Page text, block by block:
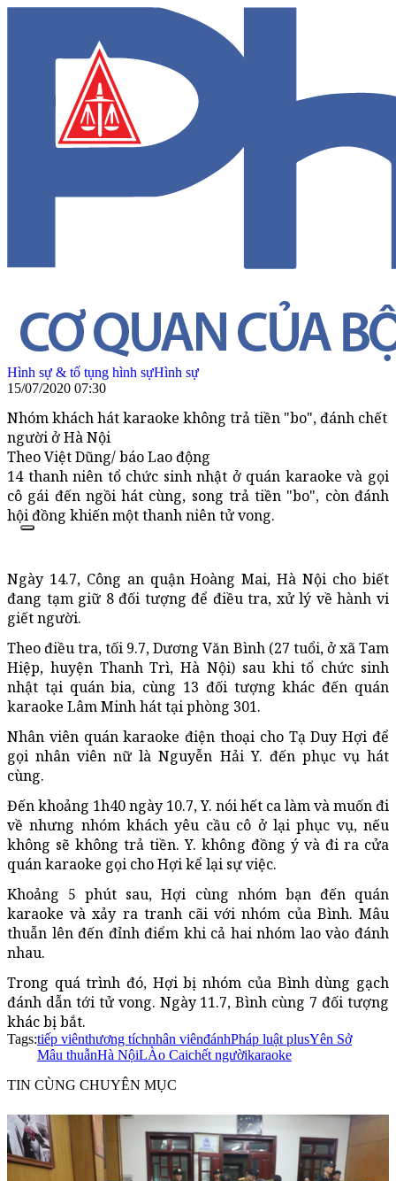
Hình sự & tố tụng hình sựHình sự
15/07/2020 07:30
Nhóm khách hát karaoke không trả tiền "bo", đánh chết
người ở Hà Nội
Theo Việt Dũng/ báo Lao động
14 thanh niên tổ chức sinh nhật ở quán karaoke và gọi
cô gái đến ngồi hát cùng, song trả tiền "bo", còn đánh
hội đồng khiến một thanh niên tử vong.
Ngày 14.7, Công an quận Hoàng Mai, Hà Nội cho biết
đang tạm giữ 8 đối tượng để điều tra, xử lý về hành vi
giết người.
Theo điều tra, tối 9.7, Dương Văn Bình (27 tuổi, ở xã Tam
Hiệp, huyện Thanh Trì, Hà Nội) sau khi tổ chức sinh
nhật tại quán bia, cùng 13 đối tượng khác đến quán
karaoke Lâm Minh hát tại phòng 301.
Nhân viên quán karaoke điện thoại cho Tạ Duy Hợi để
gọi nhân viên nữ là Nguyễn Hải Y. đến phục vụ hát
cùng.
Đến khoảng 1h40 ngày 10.7, Y. nói hết ca làm và muốn đi
về nhưng nhóm khách yêu cầu cô ở lại phục vụ, nếu
không sẽ không trả tiền. Y. không đồng ý và đi ra cửa
quán karaoke gọi cho Hợi kể lại sự việc.
Khoảng 5 phút sau, Hợi cùng nhóm bạn đến quán
karaoke và xảy ra tranh cãi với nhóm của Bình. Mâu
thuẫn lên đến đỉnh điểm khi cả hai nhóm lao vào đánh
nhau.
Trong quá trình đó, Hợi bị nhóm của Bình dùng gạch
đánh dẫn tới tử vong. Ngày 11.7, Bình cùng 7 đối tượng
khác bị bắt.
Tags:tiếp viênthương tíchnhân viênđánhPháp luật plusYên Sở
Mâu thuẫnHà NộiLÀo Caichết ngườikaraoke
TIN CÙNG CHUYÊN MỤC